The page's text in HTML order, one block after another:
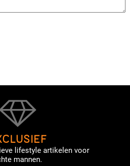
lifestyle artikelen voor
mannen.